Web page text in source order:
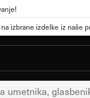
izbrane izdelke iz naše
umetnika,